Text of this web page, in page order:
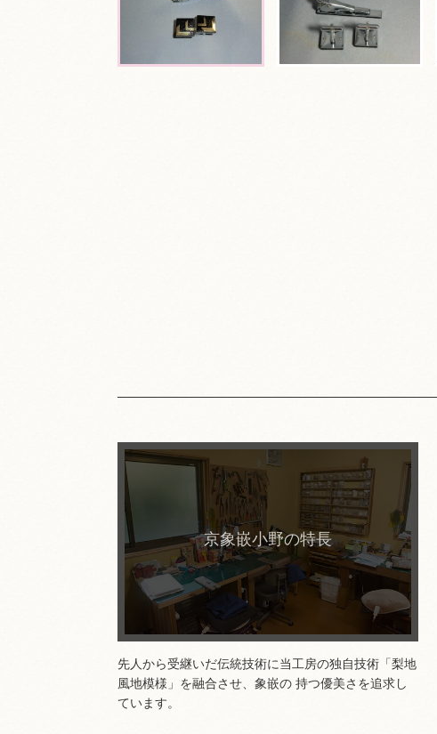
京象嵌小野の特長
先人から受継いだ伝統技術に当工房の独自技術「梨地
風地模様」を融合させ、象嵌の 持つ優美さを追求し
ています。
詳細はこちら